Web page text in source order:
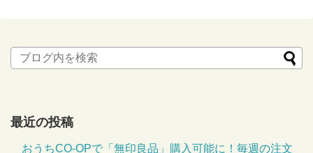
最近の投稿
おうちCO-OPで「無印良品」購入可能に！毎週の注文